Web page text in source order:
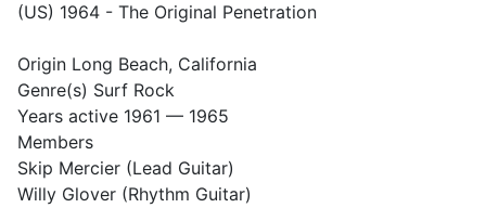
(US) 1964 - The Original Penetration
Origin Long Beach, California
Genre(s) Surf Rock
Years active 1961 — 1965
Members
Skip Mercier (Lead Guitar)
Willy Glover (Rhythm Guitar)